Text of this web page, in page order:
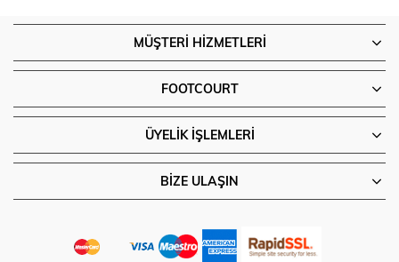
MÜŞTERI HIZMETLERI
FOOTCOURT
ÜYELIK İŞLEMLERI
BIZE ULAŞIN